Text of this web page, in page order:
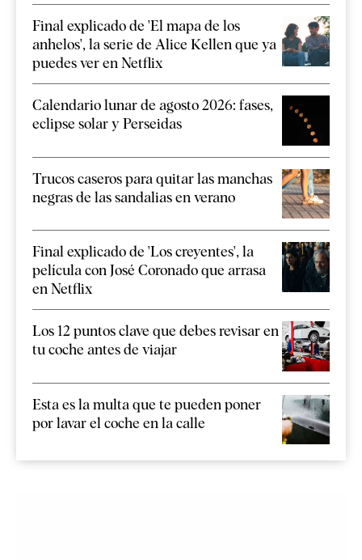
Final explicado de 'El mapa de los
anhelos', la serie de Alice Kellen que ya
puedes ver en Netflix
Calendario lunar de agosto 2026: fases,
eclipse solar y Perseidas
Trucos caseros para quitar las manchas
negras de las sandalias en verano
Final explicado de 'Los creyentes', la
película con José Coronado que arrasa
en Netflix
Los 12 puntos clave que debes revisar en
tu coche antes de viajar
Esta es la multa que te pueden poner
por lavar el coche en la calle